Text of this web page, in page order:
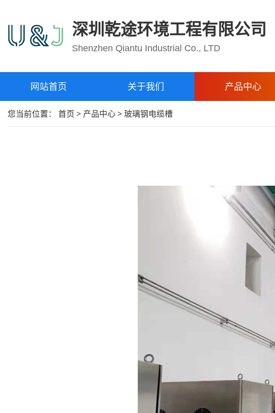
深圳乾途环境工程有限公司
Shenzhen Qiantu Industrial Co., LTD
网站首页 关于我们 产品中心
您当前位置： 首页 > 产品中心>玻璃钢电缆槽